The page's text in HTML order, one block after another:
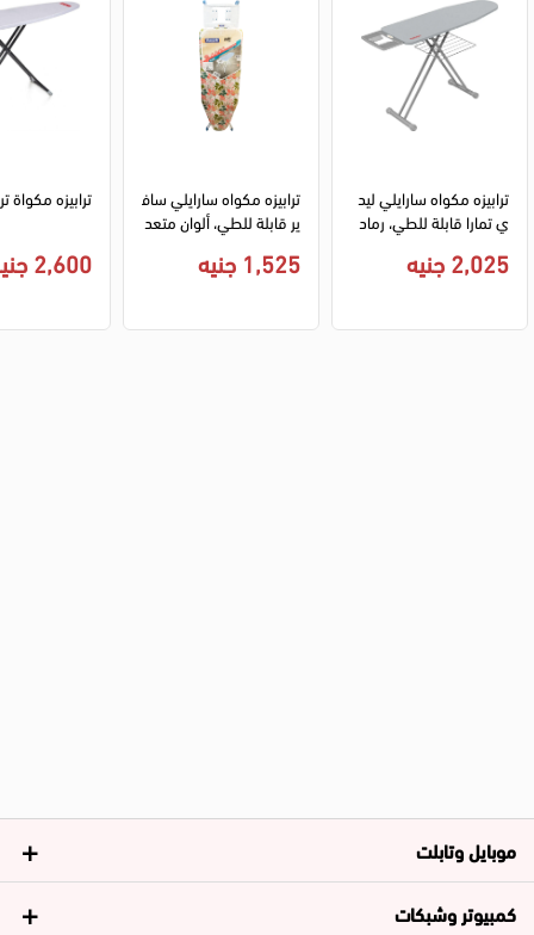
ترابيزه مكواه سارايلي ليد
ي تمارا قابلة للطي، رماد
2,025 جنيه
ترابيزه مكواه سارايلي ساف
ير قابلة للطي، ألوان متعد
1,525 جنيه
ترابيزه مكواة
2,600 جنيه
موبايل وتابلت
كمبيوتر وشبكات